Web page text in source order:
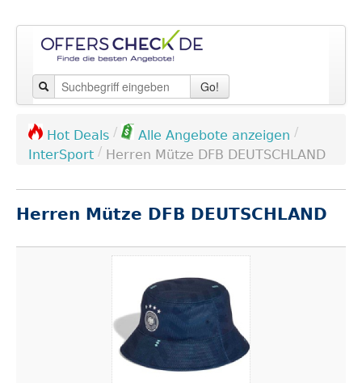
Go!
Hot Deals / Alle Angebote anzeigen /
InterSport / Herren Mütze DFB DEUTSCHLAND
Herren Mütze DFB DEUTSCHLAND